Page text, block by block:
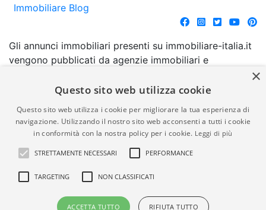
Immobiliare Blog
Gli annunci immobiliari presenti su immobiliare-italia.it
vengono pubblicati da agenzie immobiliari e
comporta l'approvazione o l'avallo da parte di
garanzia da parte di quest'ultima. immobiliare-italia.it
quindi non è responsabile della veridicità, della
correttezza, della completezza, della normativa in
materia di privacy e/o di alcun altro aspetto dei
suddetti annunci.
© Copyright 2007 - 2026
Powered by
×
Questo sito web utilizza cookie
Questo sito web utilizza i cookie per migliorare la tua esperienza di
navigazione. Utilizzando il nostro sito web acconsenti a tutti i cookie
in conformità con la nostra policy per i cookie. Leggi di più
STRETTAMENTE NECESSARI PERFORMANCE
TARGETING NON CLASSIFICATI
ACCETTA TUTTO RIFIUTA TUTTO